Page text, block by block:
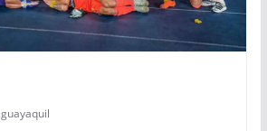
guayaquil